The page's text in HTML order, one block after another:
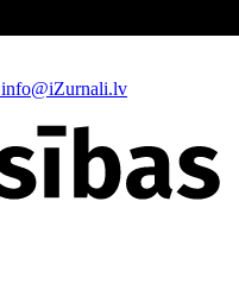
info@iZurnali.lv